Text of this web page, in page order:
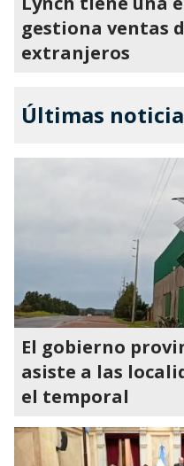
gestiona ventas
extranjeros
Últimas
El gobierno
asiste a las
el temporal